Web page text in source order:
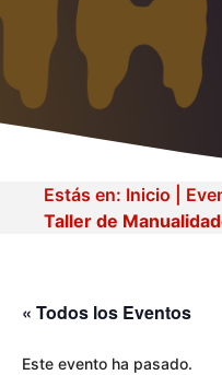
Estás en: Inicio
Taller de
« Todos los Eventos
Este evento ha pasado.